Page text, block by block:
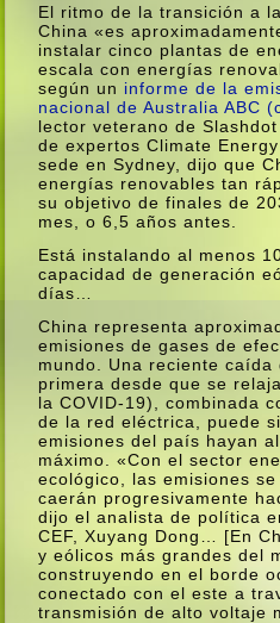
El ritmo de la transición a
China «es
instalar cinco plantas de
escala con energí­as
según un informe de la
nacional de Australia ABC
lector veterano de Slashdot
de expertos Climate
sede en Sydney, dijo que
energí­as renovables tan
su objetivo de finales de
mes, o 6,5 años antes.
Está instalando al menos
capacidad de generación
dí­as…
China representa
emisiones de gases de
mundo. Una reciente caí­da
primera desde que se
la COVID-19), combinada
de la red eléctrica, puede
emisiones del paí­s hayan
máximo. «Con el sector
ecológico, las emisiones
caerán progresivamente
dijo el analista de polí­tica
CEF, Xuyang Dong… [En
y eólicos más grandes del
construyendo en el borde
conectado con el este a
transmisión de alto voltaje